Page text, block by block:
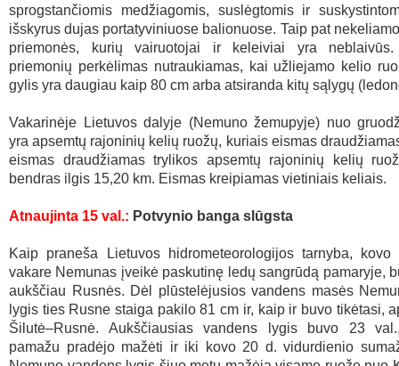
sprogstančiomis medžiagomis, suslėgtomis ir
išskyrus dujas portatyviniuose balionuose. Taip pat
priemonės, kurių vairuotojai ir keleiviai yra neblaivūs.
priemonių perkėlimas nutraukiamas, kai užliejamo kelio
gylis yra daugiau kaip 80 cm arba atsiranda kitų sąlygų
Vakarinėje Lietuvos dalyje (Nemuno žemupyje) nuo
yra apsemtų rajoninių kelių ruožų, kuriais eismas
eismas draudžiamas trylikos apsemtų rajoninių kelių
bendras ilgis 15,20 km. Eismas kreipiamas vietiniais keliais.
Atnaujinta 15 val.: Potvynio banga slūgsta
Kaip praneša Lietuvos hidrometeorologijos tarnyba,
vakare Nemunas įveikė paskutinę ledų sangrūdą pamaryje,
aukščiau Rusnės. Dėl plūstelėjusios vandens masės
lygis ties Rusne staiga pakilo 81 cm ir, kaip ir buvo tikėtasi,
Šilutė–Rusnė. Aukščiausias vandens lygis buvo 23
pamažu pradėjo mažėti ir iki kovo 20 d. vidurdienio